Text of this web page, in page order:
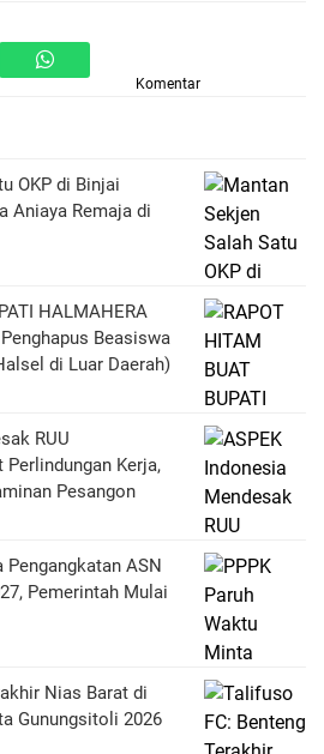
Komentar
OKP di Binjai
Aniaya Remaja di
HALMAHERA
Beasiswa
di Luar Daerah)
RUU
Perlindungan Kerja,
Pesangon
Pengangkatan ASN
Pemerintah Mulai
Nias Barat di
Gunungsitoli 2026